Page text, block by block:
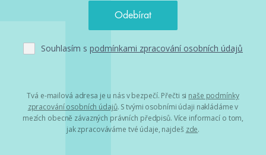
Souhlasím s podmínkami zpracování osobních údajů
Tvá e-mailová adresa je u nás v bezpečí. Přečti si naše podmínky
zpracování osobních údajů. S tvými osobními údaji nakládáme v
mezích obecně závazných právních předpisů. Více informací o tom,
jak zpracováváme tvé údaje, najdeš zde.